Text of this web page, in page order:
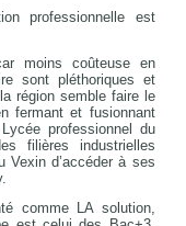
professionnelle est
moins coûteuse en
sont pléthoriques et
région semble faire le
fermant et fusionnant
professionnel du
filières industrielles
Vexin d’accéder à ses
comme LA solution,